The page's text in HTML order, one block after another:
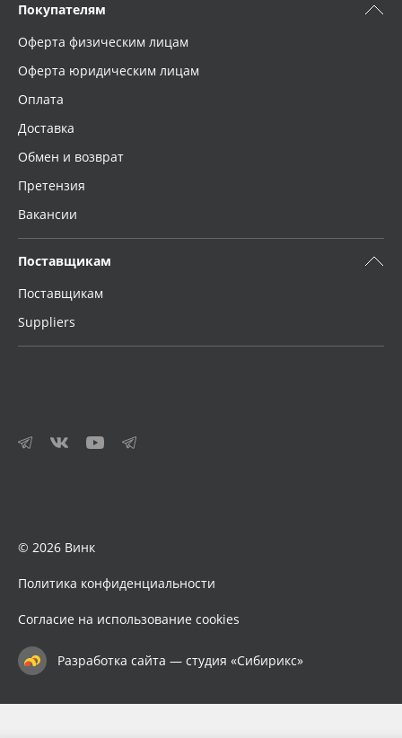
Покупателям
Оферта физическим лицам
Оферта юридическим лицам
Оплата
Доставка
Обмен и возврат
Претензия
Вакансии
Поставщикам
Поставщикам
Suppliers
© 2026 Винк
Политика конфиденциальности
Согласие на использование cookies
Разработка сайта — студия «Сибирикс»